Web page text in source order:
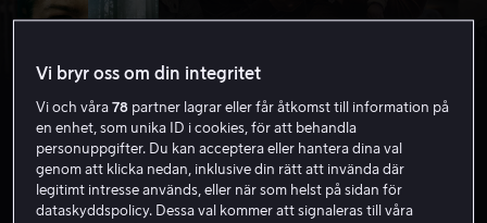
Beck 47 - Dödsfällan
Vi bryr oss om din integritet
Vi och våra78 partner lagrar eller får åtkomst till information på
en enhet, som unika ID i cookies, för att behandla
personuppgifter. Du kan acceptera eller hantera dina val
genom att klicka nedan, inklusive din rätt att invända där
legitimt intresse används, eller när som helst på sidan för
dataskyddspolicy. Dessa val kommer att signaleras till våra